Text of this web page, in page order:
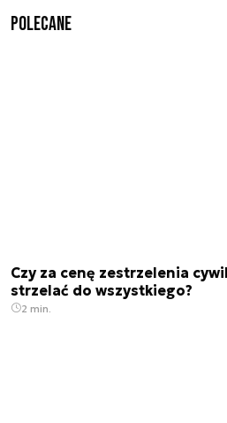
Polecane
Czy za cenę zestrzelenia
strzelać do wszystkiego?
2 min.